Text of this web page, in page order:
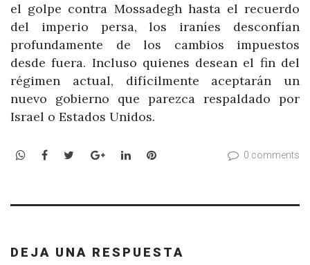
el golpe contra Mossadegh hasta el recuerdo
del imperio persa, los iraníes desconfían
profundamente de los cambios impuestos
desde fuera. Incluso quienes desean el fin del
régimen actual, difícilmente aceptarán un
nuevo gobierno que parezca respaldado por
Israel o Estados Unidos.
WhatsApp
Facebook
TwitterGoogle+LinkedInPinterest 0 comments
DEJA UNA RESPUESTA